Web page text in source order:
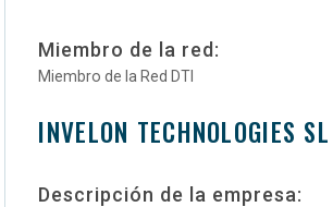
Miembro de la red:
Miembro de la Red DTI
INVELON TECHNOLOGIES SL
Descripción de la empresa: